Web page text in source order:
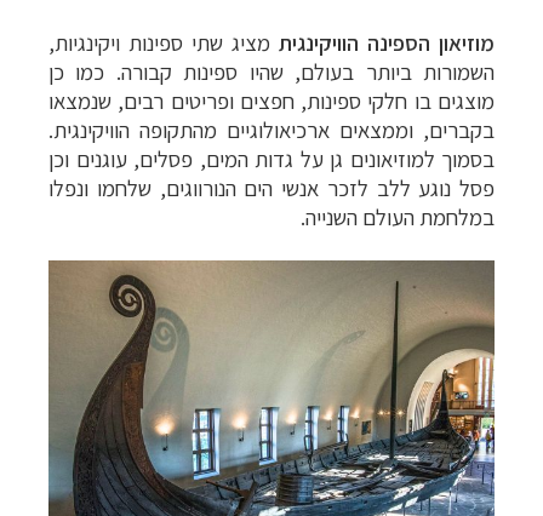
מוזיאון הספינה הוויקינגית מציג שתי ספינות ויקינגיות,
השמורות ביותר בעולם, שהיו ספינות קבורה. כמו כן
מוצגים בו חלקי ספינות, חפצים ופריטים רבים, שנמצאו
בקברים, וממצאים ארכיאולוגיים מהתקופה הוויקינגית.
בסמוך למוזיאונים גן על גדות המים, פסלים, עוגנים וכן
פסל נוגע ללב לזכר אנשי הים הנורווגים, שלחמו ונפלו
במלחמת העולם השנייה.